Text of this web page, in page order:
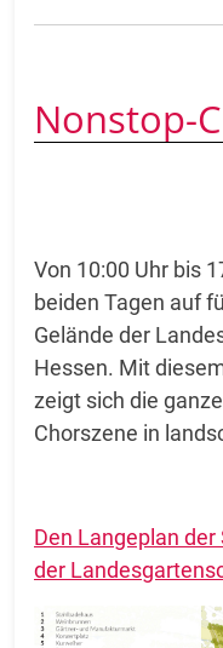
Nonstop-
Von 10:00 Uhr bis
beiden Tagen auf
Gelände der
Hessen. Mit
zeigt sich die
Chorszene in
Den Langeplan
der